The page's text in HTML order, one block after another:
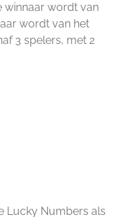
winnaar wordt van
wordt van het
3 spelers, met 2
Lucky Numbers als